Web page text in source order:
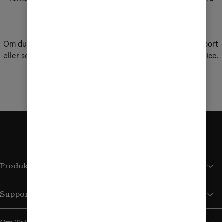
Om du redan är kund hos Tele2 Företag och behöver support
eller service för dina tjänster ber vi dig kontakta kundservice.
Produkter och tjänster
Support